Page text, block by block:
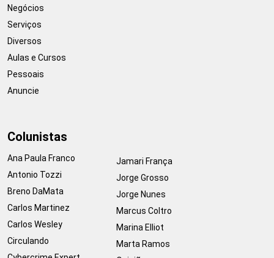
Negócios
Serviços
Diversos
Aulas e Cursos
Pessoais
Anuncie
Colunistas
Ana Paula Franco
Antonio Tozzi
Breno DaMata
Carlos Martinez
Carlos Wesley
Circulando
Jamari França
Jorge Grosso
Jorge Nunes
Marcus Coltro
Marina Elliot
Marta Ramos